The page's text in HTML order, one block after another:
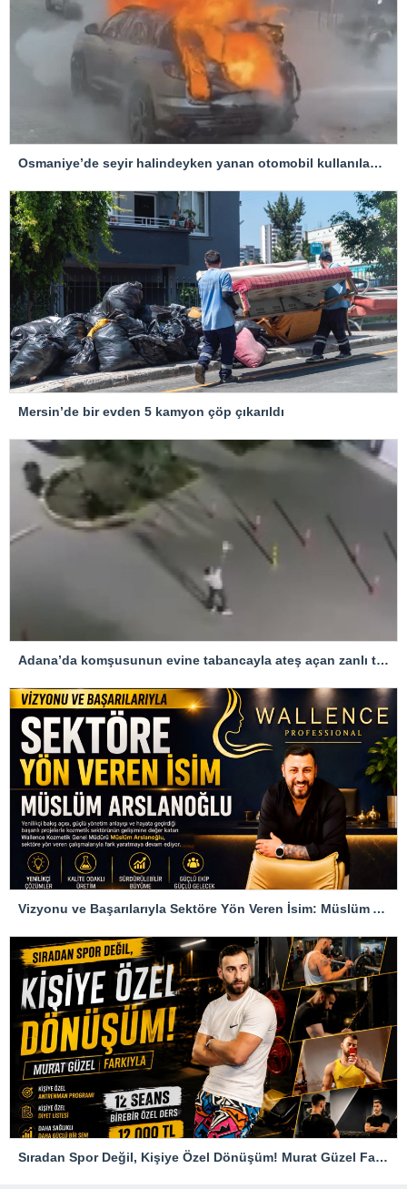
Osmaniye’de seyir halindeyken yanan otomobil kullanılamaz hale geldi
Mersin’de bir evden 5 kamyon çöp çıkarıldı
Adana’da komşusunun evine tabancayla ateş açan zanlı tutuklandı
Vizyonu ve Başarılarıyla Sektöre Yön Veren İsim: Müslüm Arslanoğlu
Sıradan Spor Değil, Kişiye Özel Dönüşüm! Murat Güzel Farkıyla